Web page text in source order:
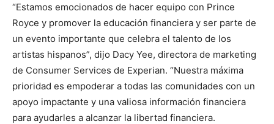
“Estamos emocionados de hacer equipo con Prince
Royce y promover la educación financiera y ser parte de
un evento importante que celebra el talento de los
artistas hispanos”, dijo Dacy Yee, directora de marketing
de Consumer Services de Experian. “Nuestra máxima
prioridad es empoderar a todas las comunidades con un
apoyo impactante y una valiosa información financiera
para ayudarles a alcanzar la libertad financiera.